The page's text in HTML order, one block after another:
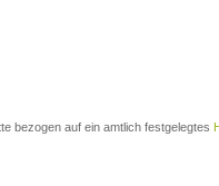
bezogen auf ein amtlich festgelegtes